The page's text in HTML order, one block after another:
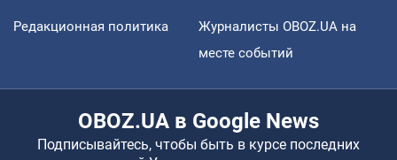
Редакционная политика
Журналисты OBOZ.UA на
месте событий
OBOZ.UA в Google News
Подписывайтесь, чтобы быть в курсе последних